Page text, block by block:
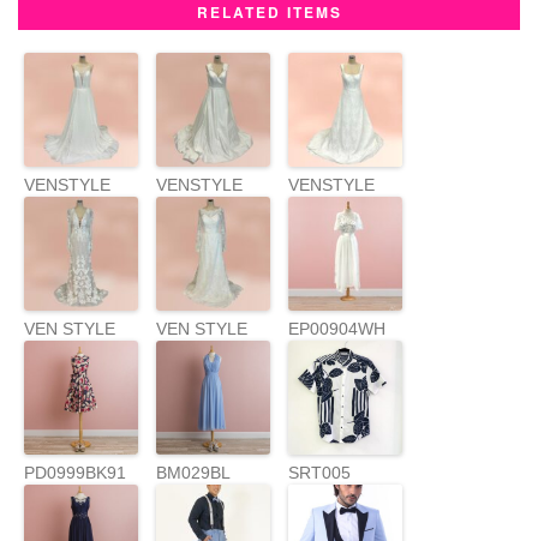
o r e
RELATED ITEMS
VENSTYLE
WG4021
VENSTYLE
WG3979
VENSTYLE
G4046
VEN STYLE
SWG943
VEN STYLE
CWG975
EP00904WH
PD0999BK91 BM029BL SRT005